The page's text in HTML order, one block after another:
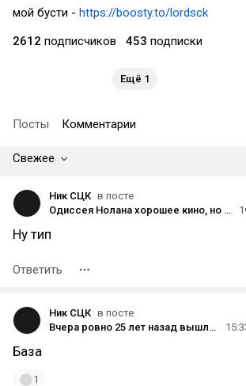
мой бусти - https://boosty.to/lordsck
2612 подписчиков 453 подписки
Ещё 1
Посты Комментарии
Свежее
Ник СЦК в посте
Одиссея Нолана хорошее кино, но как и несколько последних фильмов режиссёра - и на один разок
Ну тип
Ответить
Ник СЦК в посте
Вчера ровно 25 лет назад вышла первая глава (Death & Strawberry) манги Bleach в составе Weekly Shōnen Jump 36-37 (2001 год)
База
1